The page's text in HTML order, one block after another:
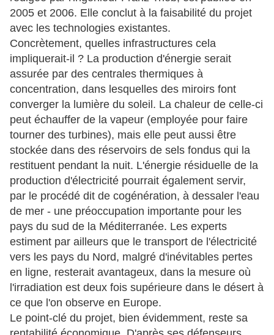
2005 et 2006. Elle conclut à la faisabilité du projet
avec les technologies existantes.
Concrètement, quelles infrastructures cela
impliquerait-il ? La production d'énergie serait
assurée par des centrales thermiques à
concentration, dans lesquelles des miroirs font
converger la lumière du soleil. La chaleur de celle-ci
peut échauffer de la vapeur (employée pour faire
tourner des turbines), mais elle peut aussi être
stockée dans des réservoirs de sels fondus qui la
restituent pendant la nuit. L'énergie résiduelle de la
production d'électricité pourrait également servir,
par le procédé dit de cogénération, à dessaler l'eau
de mer - une préoccupation importante pour les
pays du sud de la Méditerranée. Les experts
estiment par ailleurs que le transport de l'électricité
vers les pays du Nord, malgré d'inévitables pertes
en ligne, resterait avantageux, dans la mesure où
l'irradiation est deux fois supérieure dans le désert à
ce que l'on observe en Europe.
Le point-clé du projet, bien évidemment, reste sa